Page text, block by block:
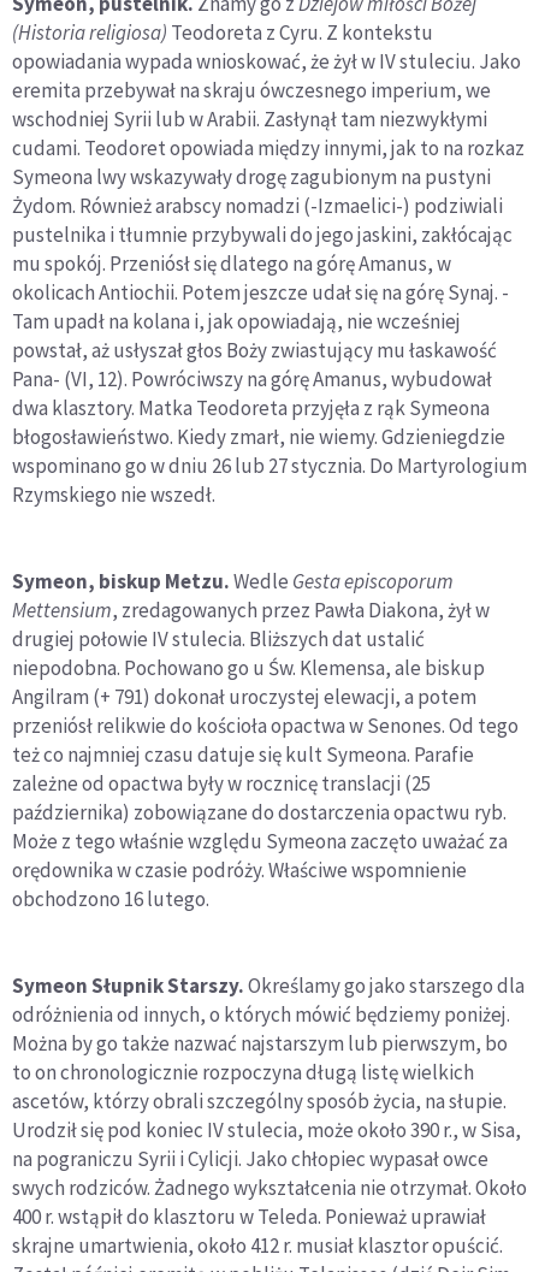
(Historia religiosa) Teodoreta z Cyru. Z kontekstu
opowiadania wypada wnioskować, że żył w IV stuleciu. Jako
eremita przebywał na skraju ówczesnego imperium, we
wschodniej Syrii lub w Arabii. Zasłynął tam niezwykłymi
cudami. Teodoret opowiada między innymi, jak to na rozkaz
Symeona lwy wskazywały drogę zagubionym na pustyni
Żydom. Również arabscy nomadzi (-Izmaelici-) podziwiali
pustelnika i tłumnie przybywali do jego jaskini, zakłócając
mu spokój. Przeniósł się dlatego na górę Amanus, w
okolicach Antiochii. Potem jeszcze udał się na górę Synaj. -
Tam upadł na kolana i, jak opowiadają, nie wcześniej
powstał, aż usłyszał głos Boży zwiastujący mu łaskawość
Pana- (VI, 12). Powróciwszy na górę Amanus, wybudował
dwa klasztory. Matka Teodoreta przyjęła z rąk Symeona
błogosławieństwo. Kiedy zmarł, nie wiemy. Gdzieniegdzie
wspominano go w dniu 26 lub 27 stycznia. Do Martyrologium
Rzymskiego nie wszedł.
Symeon, biskup Metzu.Wedle Gesta episcoporum
Mettensium, zredagowanych przez Pawła Diakona, żył w
drugiej połowie IV stulecia. Bliższych dat ustalić
niepodobna. Pochowano go u Św. Klemensa, ale biskup
Angilram (+ 791) dokonał uroczystej elewacji, a potem
przeniósł relikwie do kościoła opactwa w Senones. Od tego
też co najmniej czasu datuje się kult Symeona. Parafie
zależne od opactwa były w rocznicę translacji (25
października) zobowiązane do dostarczenia opactwu ryb.
Może z tego właśnie względu Symeona zaczęto uważać za
orędownika w czasie podróży. Właściwe wspomnienie
obchodzono 16 lutego.
Symeon Słupnik Starszy.Określamy go jako starszego dla
odróżnienia od innych, o których mówić będziemy poniżej.
Można by go także nazwać najstarszym lub pierwszym, bo
to on chronologicznie rozpoczyna długą listę wielkich
ascetów, którzy obrali szczególny sposób życia, na słupie.
Urodził się pod koniec IV stulecia, może około 390 r., w Sisa,
na pograniczu Syrii i Cylicji. Jako chłopiec wypasał owce
swych rodziców. Żadnego wykształcenia nie otrzymał. Około
400 r. wstąpił do klasztoru w Teleda. Ponieważ uprawiał
skrajne umartwienia, około 412 r. musiał klasztor opuścić.